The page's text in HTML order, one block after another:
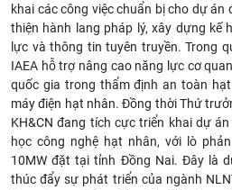
khai các công việc chuẩn bị cho dự án
thiện hành lang pháp lý, xây dựng kế
lực và thông tin tuyên truyền. Trong
IAEA hỗ trợ nâng cao năng lực cơ
quốc gia trong thẩm định an toàn
máy điện hạt nhân. Đồng thời Thứ
KH&CN đang tích cực triển khai dự
học công nghệ hạt nhân, với lò
10MW đặt tại tỉnh Đồng Nai. Đây là
thúc đẩy sự phát triển của ngành